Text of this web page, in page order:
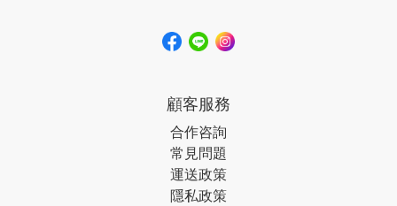
顧客服務
合作咨詢
常見問題
運送政策
隱私政策